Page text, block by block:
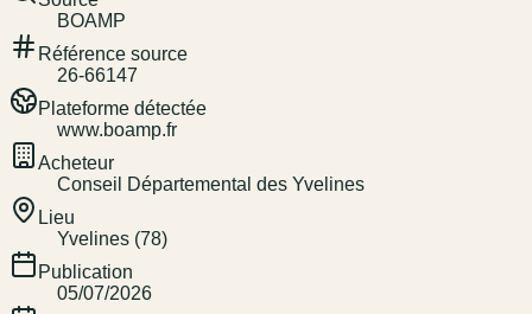
BOAMP
Référence source
26-66147
Plateforme détectée
www.boamp.fr
Acheteur
Conseil Départemental des Yvelines
Lieu
Yvelines (78)
Publication
05/07/2026